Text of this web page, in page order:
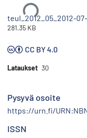
Ladataan...
teul_2012_05_2012-
281.35 KB
CC BY 4.0
Lataukset 30
Pysyvä osoite
https://urn.fi/
ISSN